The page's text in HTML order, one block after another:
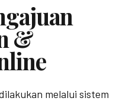
&
melalui sistem